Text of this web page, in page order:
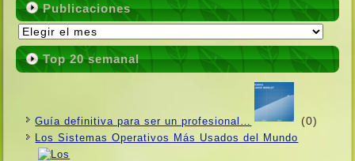
Publicaciones
Publicaciones
Top 20 semanal
Guí­a definitiva para ser un profesional… (0)
Los Sistemas Operativos Más Usados ​​del Mundo